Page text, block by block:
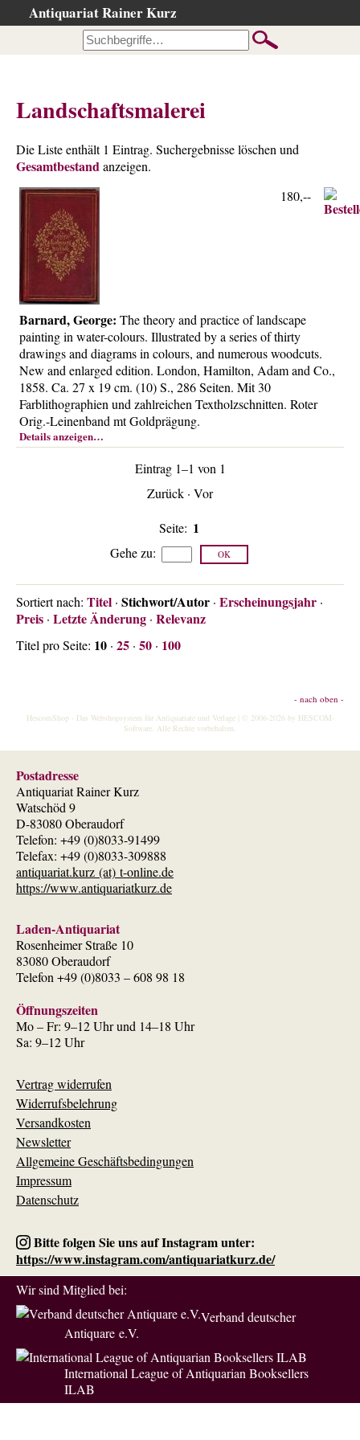
Antiquariat Rainer Kurz
…nach Beschreibung
…nach Kategorie
…nach Schlagwort
…nach Person
Neuzugänge
…der letzten Wochen
…der letzten Tage
Suchergebnisse
Ankauf
Warenkorb
Über uns
Kontakt
Impressum
Versandkosten
Landschaftsmalerei
Die Liste enthält 1 Eintrag. Suchergebnisse löschen und
Gesamtbestandanzeigen.
Barnard, George: The theory and practice of landscape
painting in water-colours. Illustrated by a series of thirty
drawings and diagrams in colours, and numerous woodcuts.
New and enlarged edition. London, Hamilton, Adam and Co.,
1858. Ca. 27 x 19 cm. (10) S., 286 Seiten. Mit 30
Farblithographien und zahlreichen Textholzschnitten. Roter
Orig.-Leinenband mt Goldprägung.
Details anzeigen…
180,--
Eintrag 1–1 von 1
Zurück · Vor
Seite: 1
Gehe zu:
Sortiert nach: Titel · Stichwort/Autor · Erscheinungsjahr ·
Preis · Letzte Änderung · Relevanz
Titel pro Seite: 10 · 25 · 50 · 100
- nach oben -
HescomShop- Das Webshopsystem für Antiquariate und Verlage | © 2006-2026 by HESCOM-
Software. Alle Rechte vorbehalten.
Postadresse
Antiquariat Rainer Kurz
Watschöd 9
D-83080 Oberaudorf
Telefon: +49 (0)8033-91499
Telefax: +49 (0)8033-309888
antiquariat.kurz (at) t-online.de
https://www.antiquariatkurz.de
Laden-Antiquariat
Rosenheimer Straße 10
83080 Oberaudorf
Telefon +49 (0)8033 – 608 98 18
Öffnungszeiten
Mo – Fr: 9–12 Uhr und 14–18 Uhr
Sa: 9–12 Uhr
Vertrag widerrufen
Widerrufsbelehrung
Versandkosten
Newsletter
Allgemeine Geschäftsbedingungen
Impressum
Datenschutz
Bitte folgen Sie uns auf Instagram unter:
https://www.instagram.com/antiquariatkurz.de/
Wir sind Mitglied bei:
Verband deutscher
Antiquare e.V.
International League of Antiquarian Booksellers
ILAB